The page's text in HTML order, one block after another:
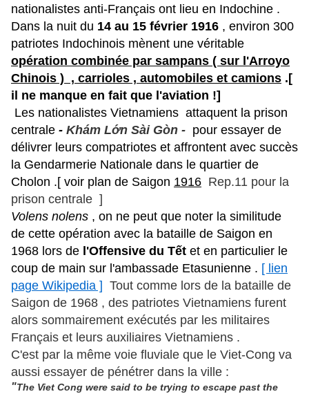
nationalistes anti-Français ont lieu en Indochine .
Dans la nuit du 14 au 15 février 1916 , environ 300
patriotes Indochinois mènent une véritable
opération combinée par sampans ( sur l'Arroyo
Chinois ) , carrioles , automobiles et camions .[
il ne manque en fait que l'aviation !]
Les nationalistes Vietnamiens attaquent la prison
centrale - Khám Lớn Sài Gòn - pour essayer de
délivrer leurs compatriotes et affrontent avec succès
la Gendarmerie Nationale dans le quartier de
Cholon .[ voir plan de Saigon 1916 Rep.11 pour la
prison centrale ]
Volens nolens , on ne peut que noter la similitude
de cette opération avec la bataille de Saigon en
1968 lors de l'Offensive du Tết et en particulier le
coup de main sur l'ambassade Etasunienne . [ lien
page Wikipedia ] Tout comme lors de la bataille de
Saigon de 1968 , des patriotes Vietnamiens furent
alors sommairement exécutés par les militaires
Français et leurs auxiliaires Vietnamiens .
C'est par la même voie fluviale que le Viet-Cong va
aussi essayer de pénétrer dans la ville :
"The Viet Cong were said to be trying to escape past the